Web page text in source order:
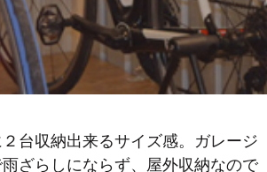
台収納出来るサイズ感。ガレージ
ざらしにならず、屋外収納なので